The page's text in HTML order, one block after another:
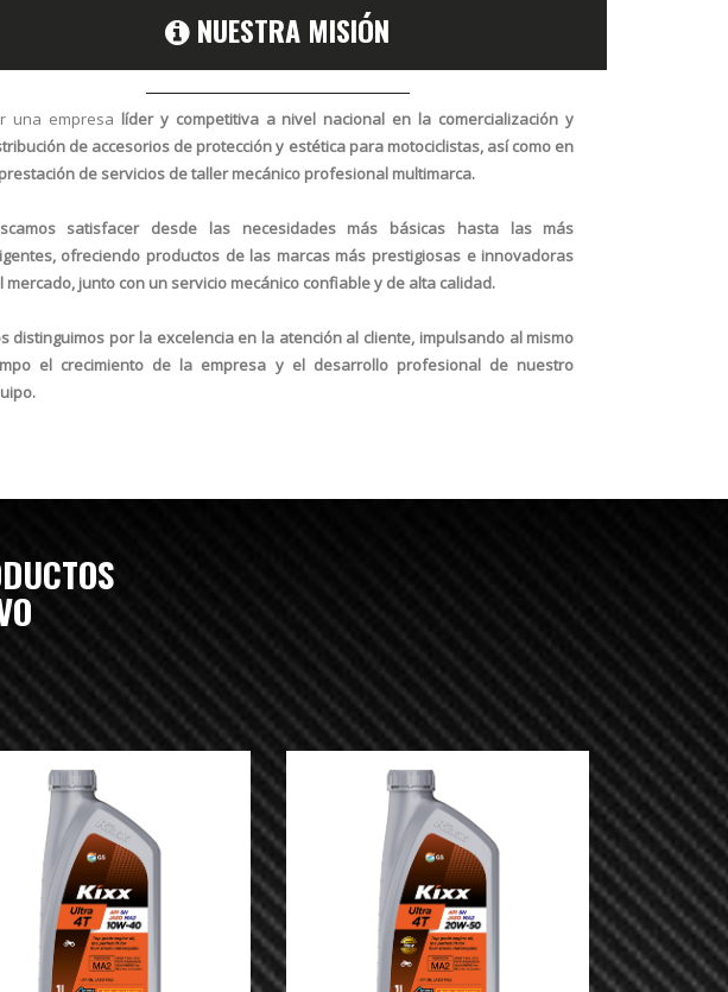
NUESTRA MISIÓN
una empresa líder y competitiva a nivel nacional en la comercialización y
de accesorios de protección y estética para motociclistas, así como en
de servicios detaller mecánico profesional multimarca.
satisfacer desde las necesidades más básicas hasta las más
ofreciendo productos de las marcas más prestigiosas e innovadoras
mercado, junto con un servicio mecánico confiable y de alta calidad.
distinguimos por la excelencia en la atención al cliente, impulsando al mismo
el crecimiento de la empresa y el desarrollo profesional de nuestro